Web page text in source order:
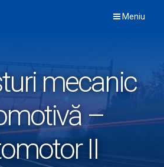
Meniu
mecanic
–
II